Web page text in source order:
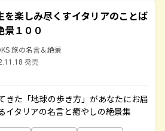
を楽しみ尽くすイタリアのことば
景１００
旅の名言＆絶景
発売
きた「地球の歩き方」があなたにお届
イタリアの名言と癒やしの絶景集